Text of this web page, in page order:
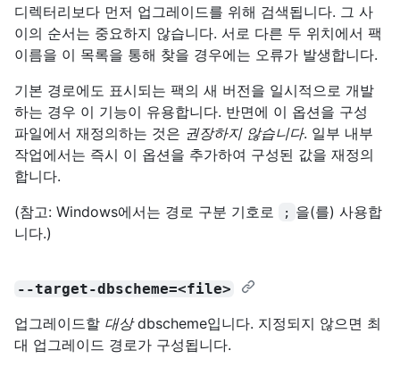
디렉터리보다 먼저 업그레이드를 위해 검색됩니다. 그 사
이의 순서는 중요하지 않습니다. 서로 다른 두 위치에서 팩
이름을 이 목록을 통해 찾을 경우에는 오류가 발생합니다.
기본 경로에도 표시되는 팩의 새 버전을 일시적으로 개발
하는 경우 이 기능이 유용합니다. 반면에 이 옵션을 구성
파일에서 재정의하는 것은 권장하지 않습니다. 일부 내부
작업에서는 즉시 이 옵션을 추가하여 구성된 값을 재정의
합니다.
(참고: Windows에서는 경로 구분 기호로
; 을(를) 사용합
니다.)
--target-dbscheme=<file>
업그레이드할 대상dbscheme입니다. 지정되지 않으면 최
대 업그레이드 경로가 구성됩니다.